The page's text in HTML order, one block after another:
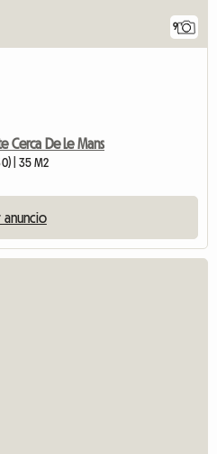
9
Cerca De Le Mans
| 35 M2
anuncio